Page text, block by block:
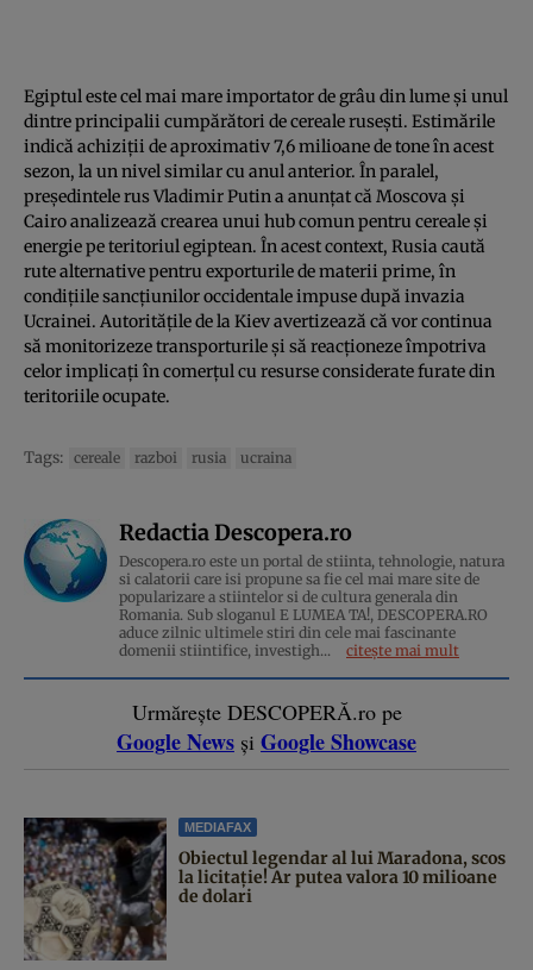
Egiptul este cel mai mare importator de grâu din lume și unul
dintre principalii cumpărători de cereale rusești. Estimările
indică achiziții de aproximativ 7,6 milioane de tone în acest
sezon, la un nivel similar cu anul anterior. În paralel,
președintele rus Vladimir Putin a anunțat că Moscova și
Cairo analizează crearea unui hub comun pentru cereale și
energie pe teritoriul egiptean. În acest context, Rusia caută
rute alternative pentru exporturile de materii prime, în
condițiile sancțiunilor occidentale impuse după invazia
Ucrainei. Autoritățile de la Kiev avertizează că vor continua
să monitorizeze transporturile și să reacționeze împotriva
celor implicați în comerțul cu resurse considerate furate din
teritoriile ocupate.
Tags: cereale razboi rusia ucraina
Redactia Descopera.ro
Descopera.ro este un portal de stiinta, tehnologie, natura
si calatorii care isi propune sa fie cel mai mare site de
popularizare a stiintelor si de cultura generala din
Romania. Sub sloganul E LUMEA TA!, DESCOPERA.RO
aduce zilnic ultimele stiri din cele mai fascinante
domenii stiintifice, investigh...
citește mai mult
Urmărește DESCOPERĂ.ro pe
Google News și Google Showcase
MEDIAFAX
Obiectul legendar al lui Maradona, scos
la licitație! Ar putea valora 10 milioane
de dolari